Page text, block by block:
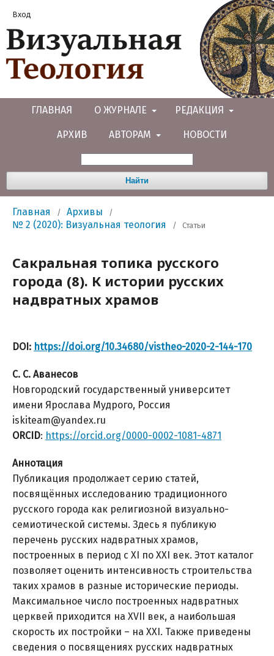
ГЛАВНАЯ О ЖУРНАЛЕ РЕДАКЦИЯ
АРХИВ АВТОРАМ НОВОСТИ
Найти
Вход
Главная / Архивы /
№ 2 (2020): Визуальная теология / Статьи
Сакральная топика русского
города (8). К истории русских
надвратных храмов
DOI: https://doi.org/10.34680/vistheo-2020-2-144-170
С. С. Аванесов
Новгородский государственный университет
имени Ярослава Мудрого, Россия
iskiteam@yandex.ru
ORCID: https://orcid.org/0000-0002-1081-4871
Аннотация
Публикация продолжает серию статей,
посвящённых исследованию традиционного
русского города как религиозной визуально-
семиотической системы. Здесь я публикую
перечень русских надвратных храмов,
построенных в период с XI по XXI век. Этот каталог
позволяет оценить интенсивность строительства
таких храмов в разные исторические периоды.
Максимальное число построенных надвратных
церквей приходится на XVII век, а наибольшая
скорость их постройки – на XXI. Также приведены
сведения о посвящениях русских надвратных